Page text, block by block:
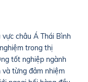
châu Á Thái Bình
trong thị
tốt nghiệp ngành
từng đảm nhiệm